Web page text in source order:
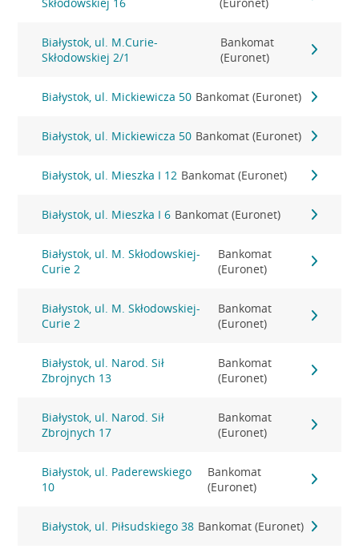
Białystok, ul. M.Curie-
Skłodowskiej 2/1
Bankomat
(Euronet)
Białystok, ul. Mickiewicza 50 Bankomat (Euronet)
Białystok, ul. Mickiewicza 50 Bankomat (Euronet)
Białystok, ul. Mieszka I 12 Bankomat (Euronet)
Białystok, ul. Mieszka I 6 Bankomat (Euronet)
Białystok, ul. M. Skłodowskiej-
Curie 2
Bankomat
(Euronet)
Białystok, ul. M. Skłodowskiej-
Curie 2
Bankomat
(Euronet)
Białystok, ul. Narod. Sił
Zbrojnych 13
Bankomat
(Euronet)
Białystok, ul. Narod. Sił
Zbrojnych 17
Bankomat
(Euronet)
Białystok, ul. Paderewskiego
10
Bankomat
(Euronet)
Białystok, ul. Piłsudskiego 38 Bankomat (Euronet)